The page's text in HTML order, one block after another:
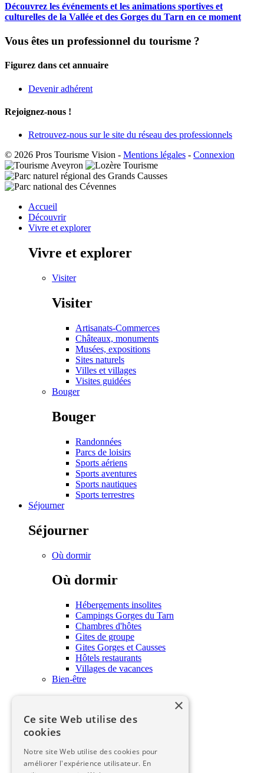
Découvrez les événements et les animations sportives et
culturelles de la Vallée et des Gorges du Tarn en ce moment
Vous êtes un professionnel du tourisme ?
Figurez dans cet annuaire
Devenir adhérent
Rejoignez-nous !
Retrouvez-nous sur le site du réseau des professionnels
© 2026 Pros Tourisme Vision - Mentions légales - Connexion
Accueil
Découvrir
Vivre et explorer
Vivre et explorer
Visiter
Visiter
Artisanats-Commerces
Châteaux, monuments
Musées, expositions
Sites naturels
Villes et villages
Visites guidées
Bouger
Bouger
Randonnées
Parcs de loisirs
Sports aériens
Sports aventures
Sports nautiques
Sports terrestres
Séjourner
Séjourner
Où dormir
Où dormir
Hébergements insolites
Campings Gorges du Tarn
Chambres d'hôtes
Gites de groupe
Gites Gorges et Causses
Hôtels restaurants
Villages de vacances
Bien-être
Savourer
×
Ce site Web utilise des
cookies
Notre site Web utilise des cookies pour
améliorer l'expérience utilisateur. En